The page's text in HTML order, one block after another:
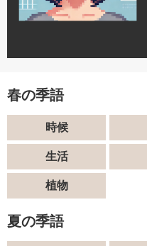
春の季語
時候
生活
植物
夏の季語